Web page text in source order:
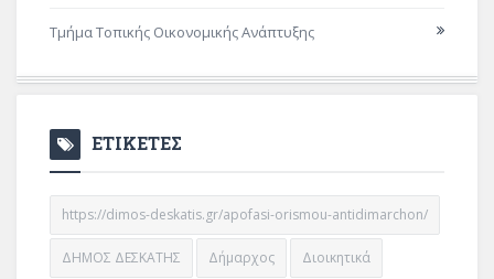
Τμήμα Τοπικής Οικονομικής Ανάπτυξης
ΕΤΙΚΕΤΕΣ
https://dimos-deskatis.gr/apofasi-orismou-antidimarchon/
ΔΗΜΟΣ ΔΕΣΚΑΤΗΣ Δήμαρχος Διοικητικά